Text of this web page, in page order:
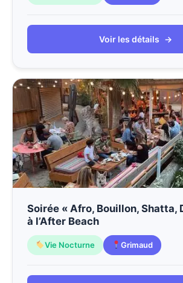
Voir les détails →
Soirée « Afro, Bouillon, Shatta,
à l’After Beach
Vie Nocturne Grimaud